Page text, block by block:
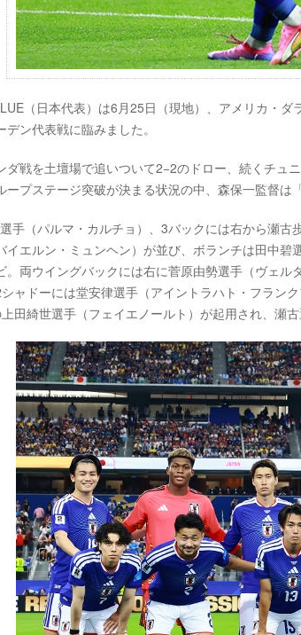
（日本代表）は6月25日（現地）、アメリカ・
ン代表戦に臨みました。
ダ戦を土壇場で追いついて2−2のドロー、続くチュ
ープステージ突破が決まる状況の中、森保一監督は
手（パルマ・カルチョ）、3バックには右から瀬
イエルン・ミュンヘン）が並び、ボランチは田中
。両ウイングバックには右に菅原由勢選手（ヴェ
ャドーには堂安律選手（アイントラハト・フラン
田綺世選手（フェイエノールト）が起用され、瀬